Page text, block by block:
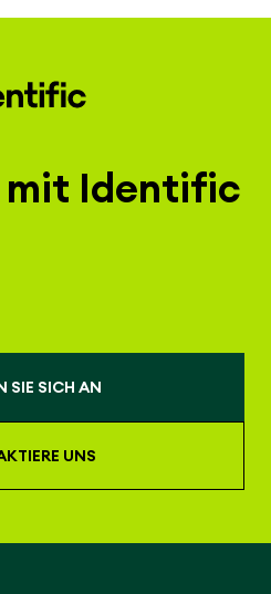
mit Identific
SIE SICH AN
UNS